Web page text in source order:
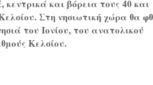
και βόρεια τους 40 και
Στη νησιωτική χώρα θα
του Ιονίου, του ανατολικού
Κελσίου.